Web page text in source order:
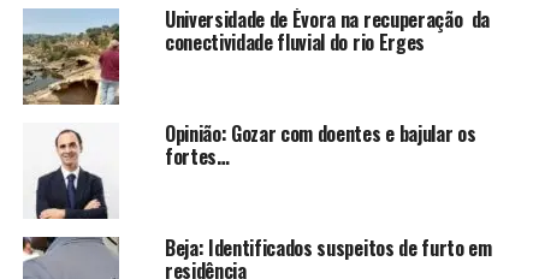
Universidade de Évora na recuperação da
conectividade fluvial do rio Erges
Opinião: Gozar com doentes e bajular os
fortes…
Beja: Identificados suspeitos de furto em
residência